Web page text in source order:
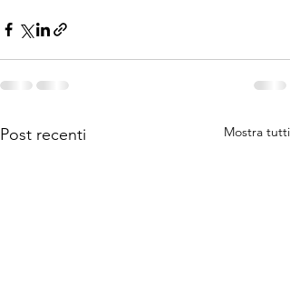
Post recenti Mostra tutti